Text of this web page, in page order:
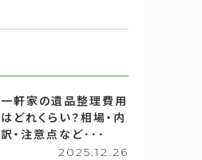
一軒家の遺品整理費用
はどれくらい？相場・内
訳・注意点など･･･
2025.12.26